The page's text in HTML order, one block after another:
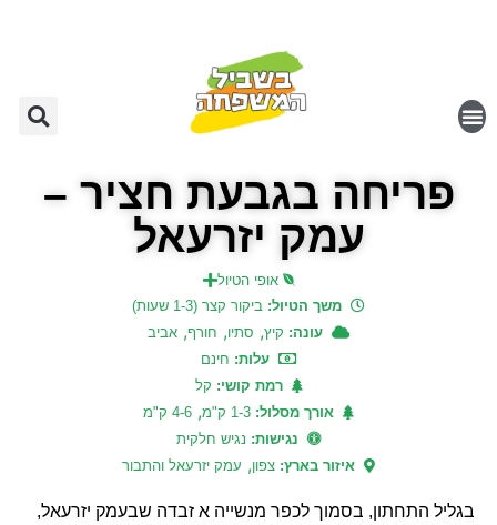
פריחה בגבעת חציר –
עמק יזרעאל
אופי הטיול
משך הטיול: ביקור קצר (1-3 שעות)
עונה: קיץ, סתיו, חורף, אביב
עלות: חינם
רמת קושי: קל
אורך מסלול: 1-3 ק"מ , 4-6 ק"מ
נגישות: נגיש חלקית
איזור בארץ: צפון, עמק יזרעאל והתבור
בגליל התחתון, בסמוך לכפר מנשייה א זבדה שבעמק יזרעאל,